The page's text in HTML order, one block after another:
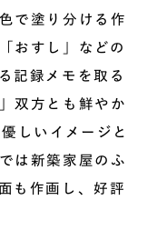
で塗り分ける作
おすし」などの
記録メモを取る
双方とも鮮やか
しいイメージと
は新築家屋のふ
も作画し、好評